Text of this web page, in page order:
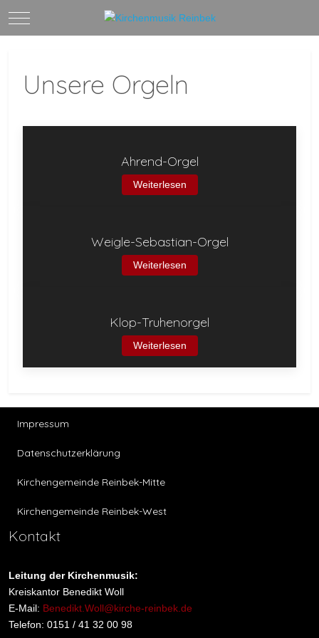
Mobile Menu Toggle
Unsere Orgeln
Ahrend-Orgel
Weiterlesen
Weigle-Sebastian-Orgel
Weiterlesen
Klop-Truhenorgel
Weiterlesen
Impressum
Datenschutzerklärung
Kirchengemeinde Reinbek-Mitte
Kirchengemeinde Reinbek-West
Kontakt
Leitung der Kirchenmusik:
Kreiskantor Benedikt Woll
E-Mail: Benedikt.Woll@kirche-reinbek.de
Telefon: 0151 / 41 32 00 98